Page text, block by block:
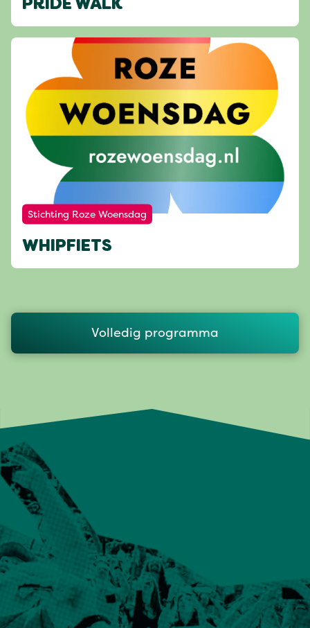
PRIDE WALK
Stichting Roze Woensdag
WHIPFIETS
Volledig programma